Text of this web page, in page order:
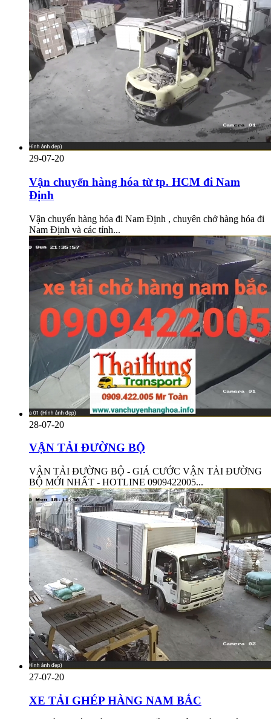
29-07-20
Vận chuyển hàng hóa từ tp. HCM đi Nam
Định
Vận chuyển hàng hóa đi Nam Định , chuyên chở hàng hóa đi
Nam Định và các tỉnh...
28-07-20
VẬN TẢI ĐƯỜNG BỘ
VẬN TẢI ĐƯỜNG BỘ - GIÁ CƯỚC VẬN TẢI ĐƯỜNG
BỘ MỚI NHẤT - HOTLINE 0909422005...
27-07-20
XE TẢI GHÉP HÀNG NAM BẮC